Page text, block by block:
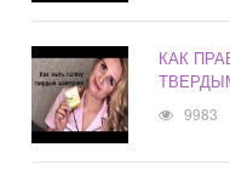
КАК
9983